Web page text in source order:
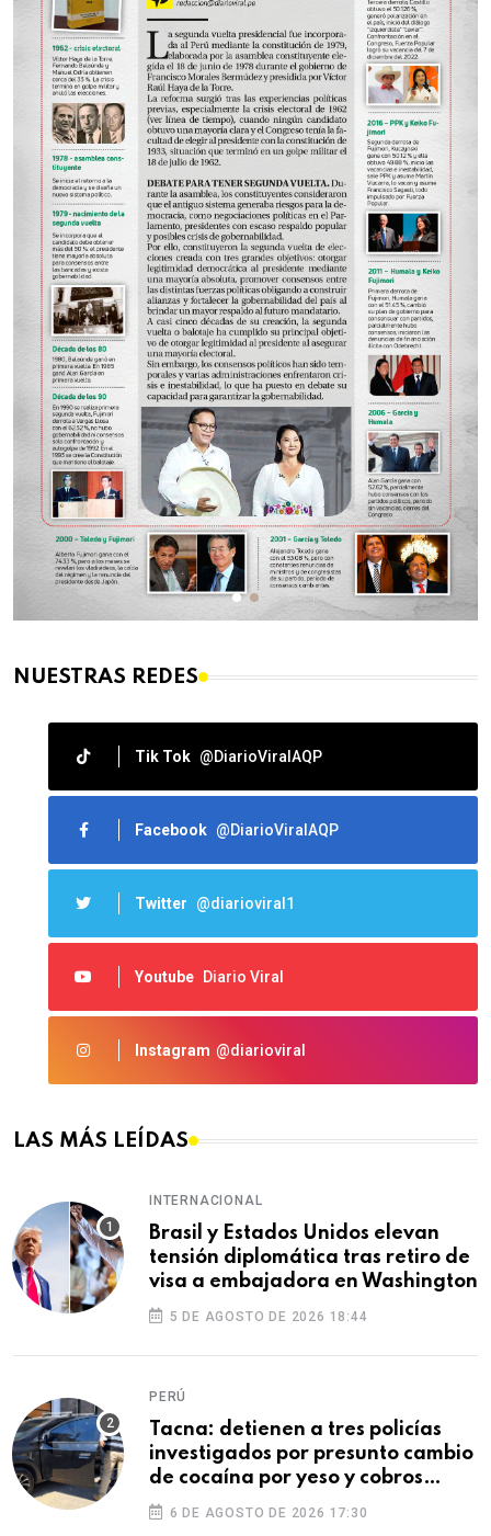
NUESTRAS REDES
Tik Tok @DiarioViralAQP
Facebook @DiarioViralAQP
Twitter @diarioviral1
Youtube Diario Viral
Instagram @diarioviral
LAS MÁS LEÍDAS
INTERNACIONAL
Brasil y Estados Unidos elevan
tensión diplomática tras retiro de
visa a embajadora en Washington
5 DE AGOSTO DE 2026 18:44
PERÚ
Tacna: detienen a tres policías
investigados por presunto cambio
de cocaína por yeso y cobros
ilegales
6 DE AGOSTO DE 2026 17:30